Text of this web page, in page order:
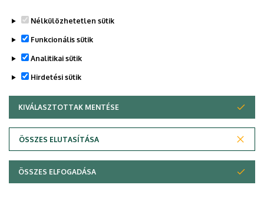
Legutóbbi frissítés: 2023. 01. 26. 17:57
Adatvédelem
Copyright © 2026 Unideb
Nélkülözhetetlen sütik
Funkcionális sütik
Analitikai sütik
Hirdetési sütik
KIVÁLASZTOTTAK MENTÉSE
ÖSSZES ELUTASÍTÁSA
WITHDRAW CONSENT
ÖSSZES ELFOGADÁSA